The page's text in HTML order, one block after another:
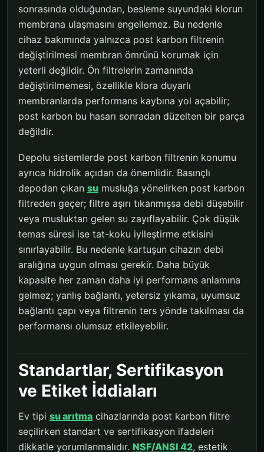
sonrasında olduğundan, besleme suyundaki klorun
membrana ulaşmasını engellemez. Bu nedenle
cihaz bakımında yalnızca post karbon filtrenin
değiştirilmesi membran ömrünü korumak için
yeterli değildir. Ön filtrelerin zamanında
değiştirilmemesi, özellikle klora duyarlı
membranlarda performans kaybına yol açabilir;
post karbon bu hasarı sonradan düzelten bir parça
değildir.
Depolu sistemlerde post karbon filtrenin konumu
ayrıca hidrolik açıdan da önemlidir. Basınçlı
depodan çıkan su musluğa yönelirken post karbon
filtreden geçer; filtre aşırı tıkanmışsa debi düşebilir
veya musluktan gelen su zayıflayabilir. Çok düşük
temas süresi ise tat-koku iyileştirme etkisini
sınırlayabilir. Bu nedenle kartuşun cihazın debi
aralığına uygun olması gerekir. Daha büyük
kapasite her zaman daha iyi performans anlamına
gelmez; yanlış bağlantı, yetersiz yıkama, uyumsuz
bağlantı çapı veya filtrenin ters yönde takılması da
performansı olumsuz etkileyebilir.
Standartlar, Sertifikasyon
ve Etiket İddiaları
Ev tipi su arıtma cihazlarında post karbon filtre
seçilirken standart ve sertifikasyon ifadeleri
dikkatle yorumlanmalıdır. NSF/ANSI 42, estetik